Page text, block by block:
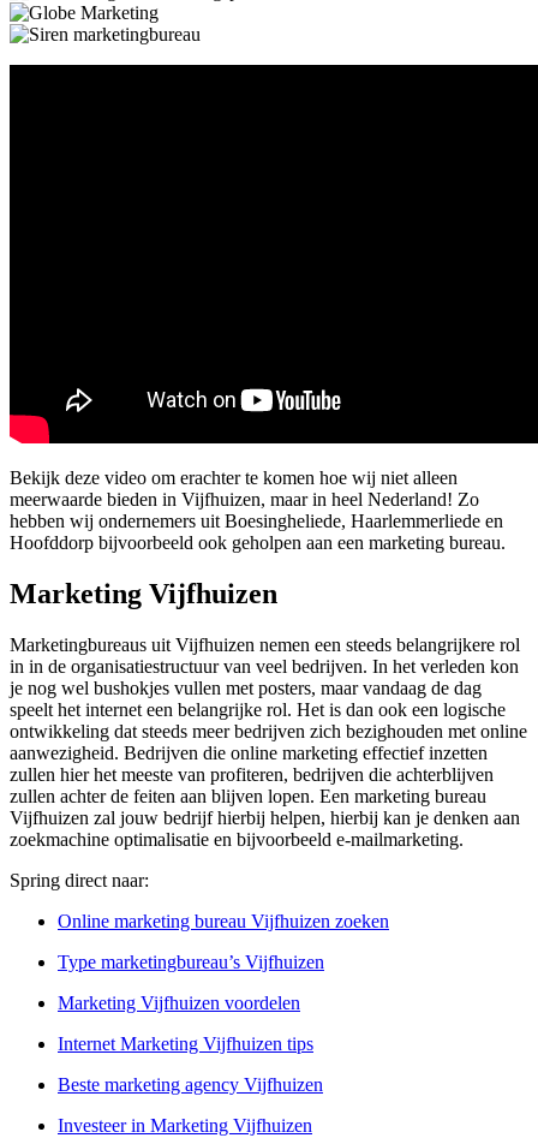
Bekijk deze video om erachter te komen hoe wij niet alleen
meerwaarde bieden in Vijfhuizen, maar in heel Nederland! Zo
hebben wij ondernemers uit Boesingheliede, Haarlemmerliede en
Hoofddorp bijvoorbeeld ook geholpen aan een marketing bureau.
Marketing Vijfhuizen
Marketingbureaus uit Vijfhuizen nemen een steeds belangrijkere rol
in in de organisatiestructuur van veel bedrijven. In het verleden kon
je nog wel bushokjes vullen met posters, maar vandaag de dag
speelt het internet een belangrijke rol. Het is dan ook een logische
ontwikkeling dat steeds meer bedrijven zich bezighouden met online
aanwezigheid. Bedrijven die online marketing effectief inzetten
zullen hier het meeste van profiteren, bedrijven die achterblijven
zullen achter de feiten aan blijven lopen. Een marketing bureau
Vijfhuizen zal jouw bedrijf hierbij helpen, hierbij kan je denken aan
zoekmachine optimalisatie en bijvoorbeeld e-mailmarketing.
Spring direct naar:
Online marketing bureau Vijfhuizen zoeken
Type marketingbureau’s Vijfhuizen
Marketing Vijfhuizen voordelen
Internet Marketing Vijfhuizen tips
Beste marketing agency Vijfhuizen
Investeer in Marketing Vijfhuizen